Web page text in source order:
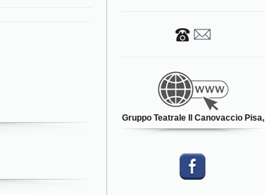
Gruppo Teatrale Il Canovaccio Pisa,